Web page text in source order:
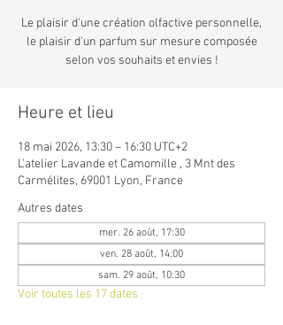
Le plaisir d'une création olfactive personnelle,
le plaisir d'un parfum sur mesure composée
selon vos souhaits et envies !
Heure et lieu
18 mai 2026, 13:30 – 16:30 UTC+2
L'atelier Lavande et Camomille , 3 Mnt des
Carmélites, 69001 Lyon, France
Autres dates
mer. 26 août, 17:30
ven. 28 août, 14:00
sam. 29 août, 10:30
Voir toutes les 17 dates